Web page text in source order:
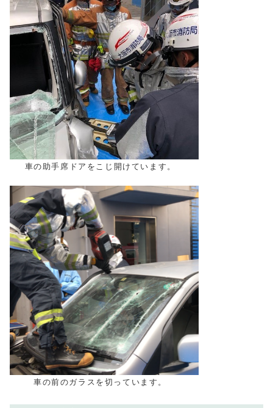
車の助手席ドアをこじ開けています。
車の前のガラスを切っています。